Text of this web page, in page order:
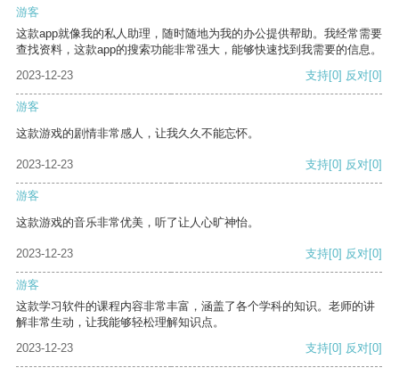
游客
这款app就像我的私人助理，随时随地为我的办公提供帮助。我经常需要
查找资料，这款app的搜索功能非常强大，能够快速找到我需要的信息。
2023-12-23
支持[0] 反对[0]
游客
这款游戏的剧情非常感人，让我久久不能忘怀。
2023-12-23 支持[0] 反对[0]
游客
这款游戏的音乐非常优美，听了让人心旷神怡。
2023-12-23 支持[0] 反对[0]
游客
这款学习软件的课程内容非常丰富，涵盖了各个学科的知识。老师的讲
解非常生动，让我能够轻松理解知识点。
2023-12-23
支持[0] 反对[0]